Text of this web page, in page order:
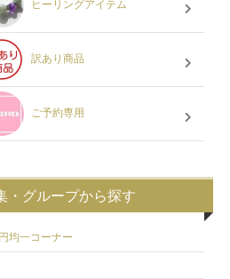
ヒーリングアイテム
訳あり商品
ご予約専用
・グループから探す
均一コーナー